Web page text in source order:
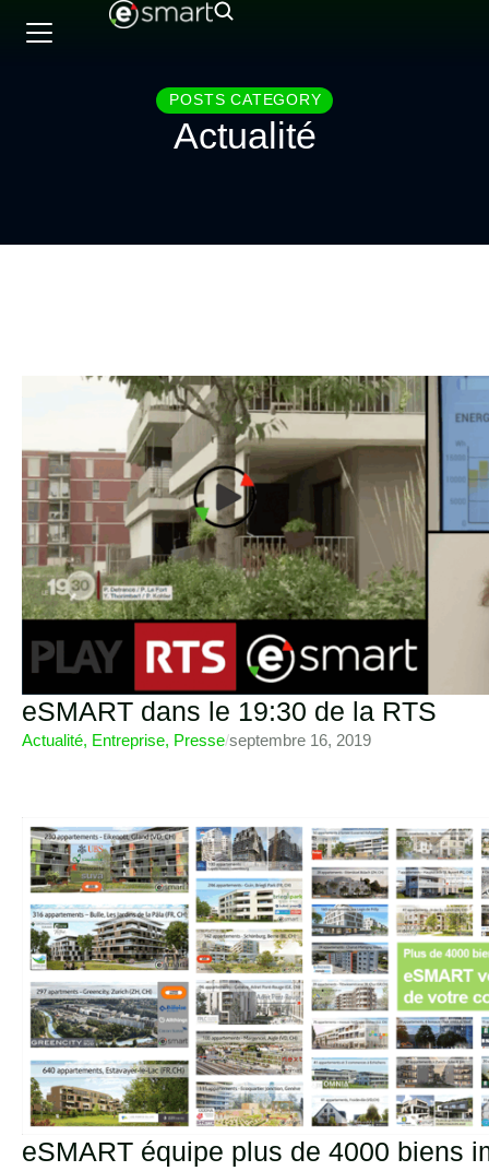
POSTS CATEGORY
Actualité
eSMART dans le 19:30 de la RTS
Actualité, Entreprise, Presse/septembre 16, 2019
eSMART équipe plus de 4000 biens